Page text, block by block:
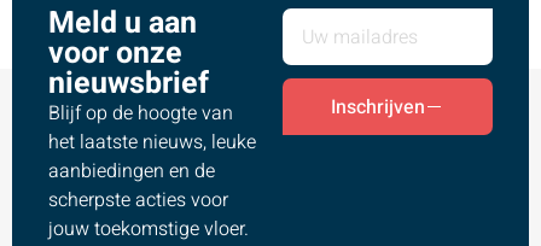
Meld u aan
voor onze
nieuwsbrief
Blijf op de hoogte van
het laatste nieuws, leuke
aanbiedingen en de
scherpste acties voor
jouw toekomstige vloer.
Inschrijven